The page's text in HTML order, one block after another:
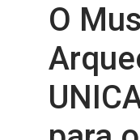
O